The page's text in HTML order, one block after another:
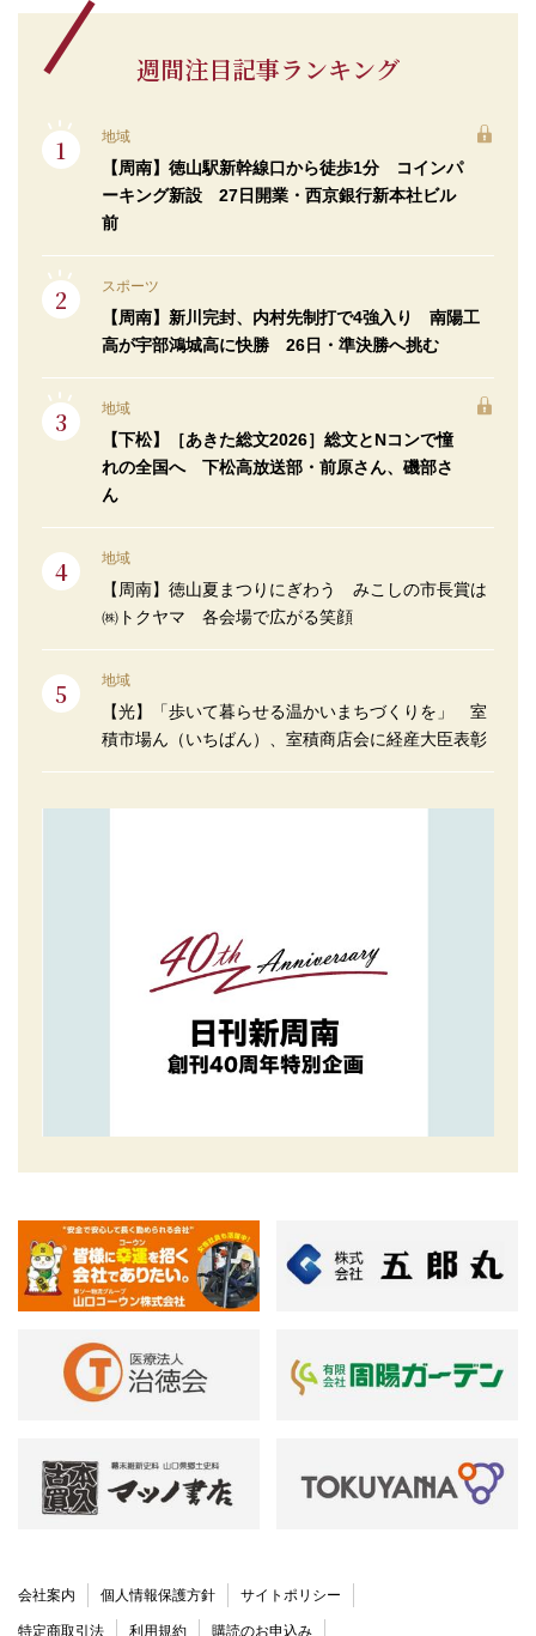
週間注目記事ランキング
地域
【周南】徳山駅新幹線口から徒歩1分 コインパ
ーキング新設 27日開業・西京銀行新本社ビル
前
スポーツ
【周南】新川完封、内村先制打で4強入り 南陽工
高が宇部鴻城高に快勝 26日・準決勝へ挑む
地域
【下松】［あきた総文2026］総文とNコンで憧
れの全国へ 下松高放送部・前原さん、磯部さ
ん
地域
【周南】徳山夏まつりにぎわう みこしの市長賞は
㈱トクヤマ 各会場で広がる笑顔
地域
【光】「歩いて暮らせる温かいまちづくりを」 室
積市場ん（いちばん）、室積商店会に経産大臣表彰
会社案内 個人情報保護方針 サイトポリシー
特定商取引法 利用規約 購読のお申込み